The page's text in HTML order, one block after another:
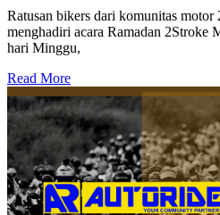
Ratusan bikers dari komunitas
menghadiri acara Ramadan 2Stroke
hari Minggu,
Read More